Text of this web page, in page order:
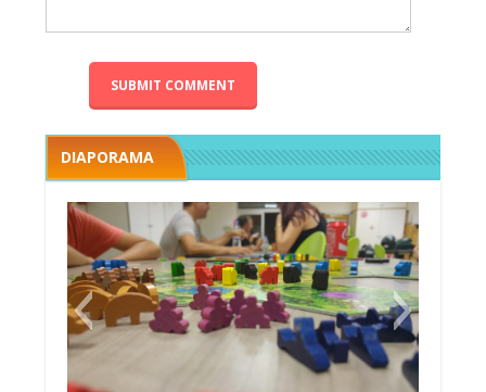
DIAPORAMA